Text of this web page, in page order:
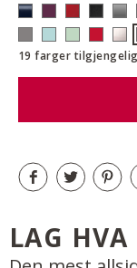
19 farger
LAG HVA